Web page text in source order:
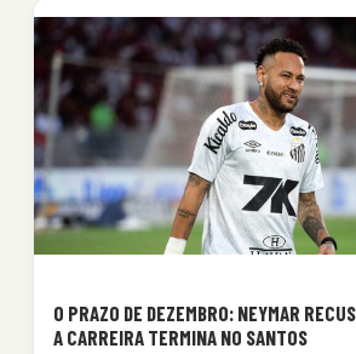
O PRAZO DE DEZEMBRO: NEYMAR
A CARREIRA TERMINA NO SANTOS